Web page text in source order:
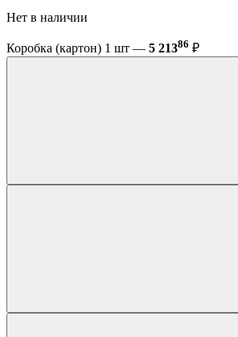
Нет в наличии
Коробка (картон) 1 шт — 5 21386 ₽